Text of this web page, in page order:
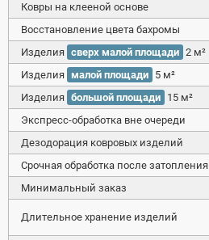
Ковры на клееной основе
Восстановление цвета бахромы
Изделия сверх малой площади 2 м²
Изделия малой площади 5 м²
Изделия большой площади 15 м²
Экспресс-обработка вне очереди
Дезодорация ковровых изделий
Срочная обработка после затопления
Минимальный заказ
Длительное хранение изделий